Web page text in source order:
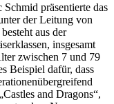
präsentierte das
der Leitung von
aus der
insgesamt
zwischen 7 und 79
Beispiel dafür, dass
and Dragons“,